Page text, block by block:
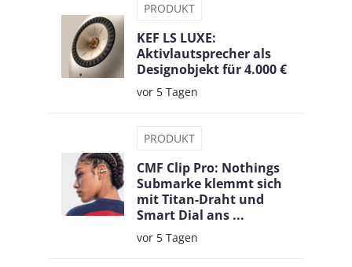
PRODUKT
KEF LS LUXE:
Aktivlautsprecher als
Designobjekt für 4.000 €
vor 5 Tagen
PRODUKT
CMF Clip Pro: Nothings
Submarke klemmt sich
mit Titan-Draht und
Smart Dial ans ...
vor 5 Tagen